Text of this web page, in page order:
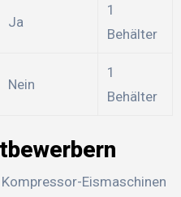
Ja
1
Behälter
Nein
1
Behälter
Eismaschinen